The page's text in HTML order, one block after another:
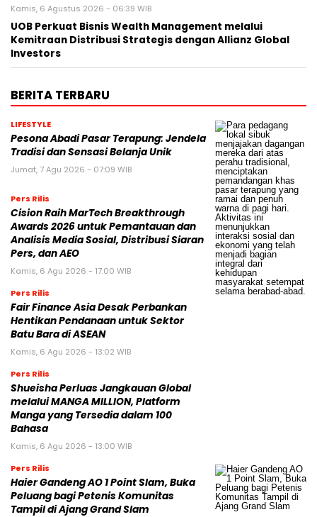
Kamis, 6 Agustus 2026 - 06:39 WIB
UOB Perkuat Bisnis Wealth Management melalui
Kemitraan Distribusi Strategis dengan Allianz Global
Investors
BERITA TERBARU
LIFESTYLE
Pesona Abadi Pasar Terapung: Jendela
Tradisi dan Sensasi Belanja Unik
Jumat, 7 Agu 2026 - 07:09 WIB
Pers Rilis
Cision Raih MarTech Breakthrough
Awards 2026 untuk Pemantauan dan
Analisis Media Sosial, Distribusi Siaran
Pers, dan AEO
Kamis, 6 Agu 2026 - 17:00 WIB
Pers Rilis
Fair Finance Asia Desak Perbankan
Hentikan Pendanaan untuk Sektor
Batu Bara di ASEAN
Kamis, 6 Agu 2026 - 13:02 WIB
Pers Rilis
Shueisha Perluas Jangkauan Global
melalui MANGA MILLION, Platform
Manga yang Tersedia dalam 100
Bahasa
Kamis, 6 Agu 2026 - 13:00 WIB
Pers Rilis
Haier Gandeng AO 1 Point Slam, Buka
Peluang bagi Petenis Komunitas
Tampil di Ajang Grand Slam